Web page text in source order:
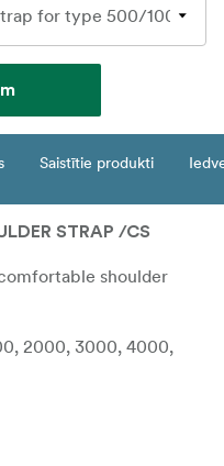
Saistītie produkti
STRAP /CS
shoulder
2000, 3000, 4000,